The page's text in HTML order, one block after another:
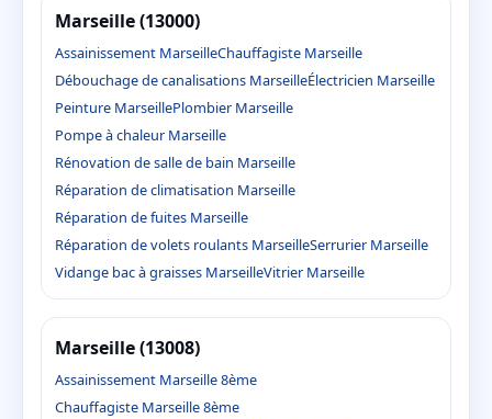
Marseille (13000)
Assainissement MarseilleChauffagiste Marseille
Débouchage de canalisations MarseilleÉlectricien Marseille
Peinture MarseillePlombier Marseille
Pompe à chaleur Marseille
Rénovation de salle de bain Marseille
Réparation de climatisation Marseille
Réparation de fuites Marseille
Réparation de volets roulants MarseilleSerrurier Marseille
Vidange bac à graisses MarseilleVitrier Marseille
Marseille (13008)
Assainissement Marseille 8ème
Chauffagiste Marseille 8ème